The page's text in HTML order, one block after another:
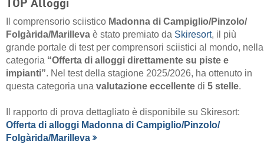
TOP Alloggi
Il comprensorio sciistico Madonna di Campiglio/​Pinzolo/​
Folgàrida/​Marilleva è stato premiato da Skiresort, il più
grande portale di test per comprensori sciistici al mondo, nella
categoria “Offerta di alloggi direttamente su piste e
impianti”. Nel test della stagione 2025/2026, ha ottenuto in
questa categoria una valutazione eccellente di 5 stelle.
Il rapporto di prova dettagliato è disponibile su Skiresort:
Offerta di alloggi Madonna di Campiglio/​Pinzolo/​
Folgàrida/​Marilleva